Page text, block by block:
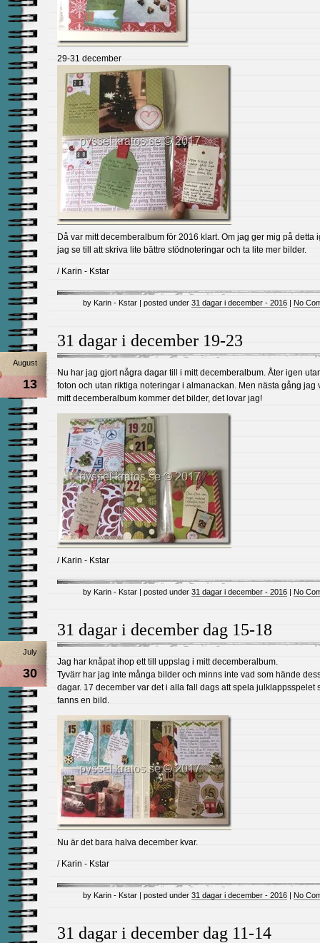
29-31 december
Då var mitt decemberalbum för 2016 klart. Om jag ger mig på detta
jag se till att skriva lite bättre stödnoteringar och ta lite mer bilder.
/ Karin - Kstar
by Karin - Kstar | posted under 31 dagar i december - 2016 | No
31 dagar i december 19-23
August
13
Nu har jag gjort några dagar till i mitt decemberalbum. Åter igen
foton och utan riktiga noteringar i almanackan. Men nästa gång jag
mitt decemberalbum kommer det bilder, det lovar jag!
/ Karin - Kstar
by Karin - Kstar | posted under 31 dagar i december - 2016 | No
31 dagar i december dag 15-18
July
30
Jag har knåpat ihop ett till uppslag i mitt decemberalbum.
Tyvärr har jag inte många bilder och minns inte vad som hände
dagar. 17 december var det i alla fall dags att spela julklappsspelet
fanns en bild.
Nu är det bara halva december kvar.
/ Karin - Kstar
by Karin - Kstar | posted under 31 dagar i december - 2016 | No
31 dagar i december dag 11-14